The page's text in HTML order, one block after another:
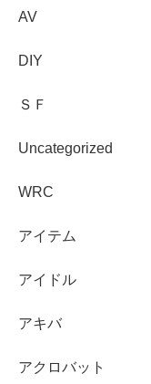
AV
DIY
ＳＦ
Uncategorized
WRC
アイテム
アイドル
アキバ
アクロバット